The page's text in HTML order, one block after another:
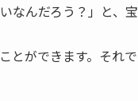
なんだろう？」と、宝
とができます。それで